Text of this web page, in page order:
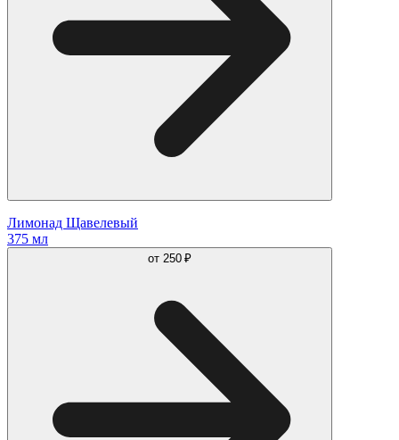
Лимонад Щавелевый
375 мл
от 250 ₽